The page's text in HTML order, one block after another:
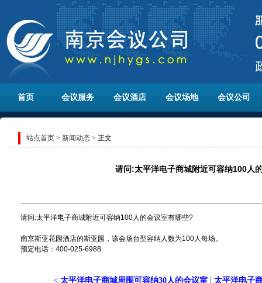
首页 会议服务 会议酒店 会议场地 会议公司
站点首页 > 新闻动态 > 正文
请问:太平洋电子商城附近可容纳100人
请问:太平洋电子商城附近可容纳100人的会议室有哪些?
南京斯亚花园酒店的斯亚园，该会场台型容纳人数为100人每场。
预定电话：400-025-6988
< 太平洋电子商城周围可容纳30人的会议室 太平洋电子